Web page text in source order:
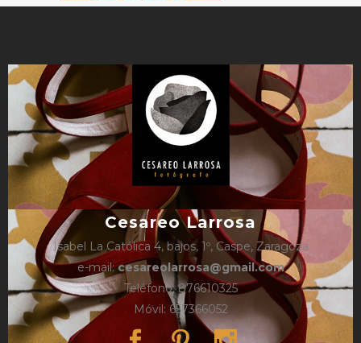
Cesareo Larrosa
Isabel La Católica 4, bajos, 1º, Caspe, Zaragoza
e-mail:cesareolarrosa@gmail.com
Teléfono: 876610325
Móvil: 657366052